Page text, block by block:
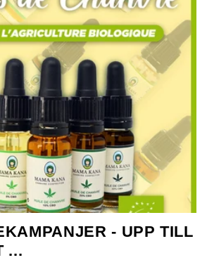
- UPP TILL
...